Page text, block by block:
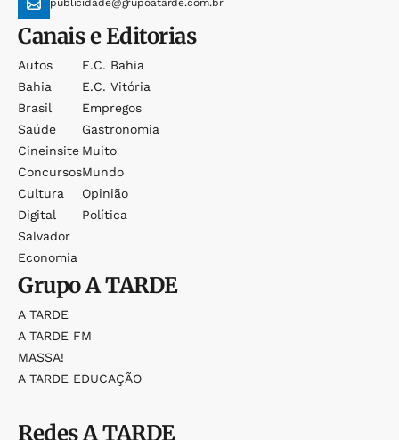
publicidade@grupoatarde.com.br
Canais e Editorias
Autos
Bahia
Brasil
Saúde
Cineinsite
Concursos
Cultura
Digital
Salvador
Economia
E.c. Bahia
E.c. Vitória
Empregos
Gastronomia
Muito
Mundo
Opinião
Política
GrupoA TARDE
A TARDE
A TARDE FM
MASSA!
A TARDE EDUCAÇÃO
RedesA TARDE